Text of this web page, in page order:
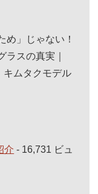
め」じゃない！
ラスの真実｜
ムタクモデル
介 - 16,731 ビュ